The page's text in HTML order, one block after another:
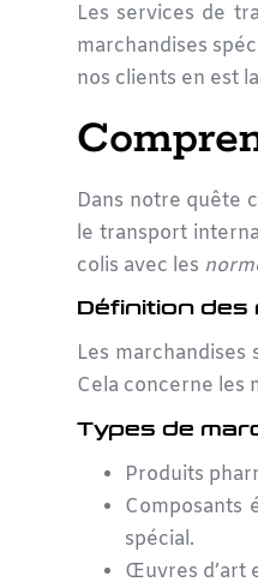
Les services de
marchandises
nos clients en est
Dans notre quête
le transport
colis avec les
Définition des
Les
Cela concerne les
Types de
Produits
Composants
spécial.
Œuvres d’art